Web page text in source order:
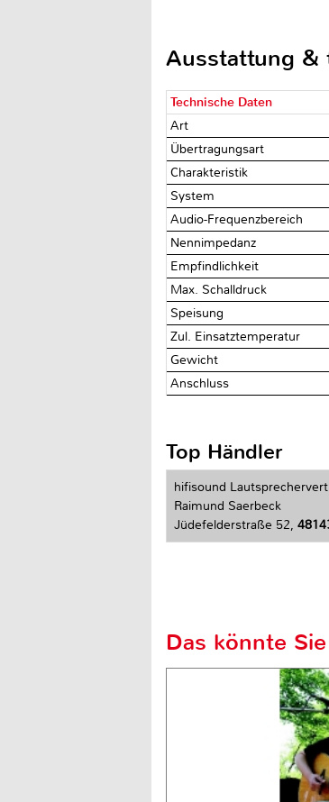
Ausstattung &
Technische Daten
Art
Übertragungsart
Charakteristik
System
Audio-Frequenzbereich
Nennimpedanz
Empfindlichkeit
Max. Schalldruck
Speisung
Zul. Einsatztemperatur
Gewicht
Anschluss
Top Händler
hifisound
Raimund Saerbeck
Jüdefelderstraße 52,
Das könnte